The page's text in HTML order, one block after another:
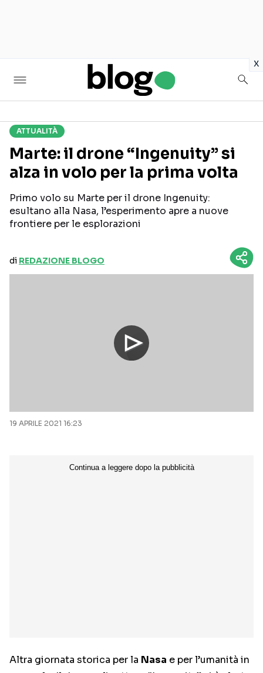
x
Seguici sui social
ATTUALITÀ
Marte: il drone “Ingenuity” si
alza in volo per la prima volta
Primo volo su Marte per il drone Ingenuity:
esultano alla Nasa, l’esperimento apre a nuove
frontiere per le esplorazioni
di REDAZIONE BLOGO
19 APRILE 2021 16:23
Altra giornata storica per la Nasa e per l’umanità in